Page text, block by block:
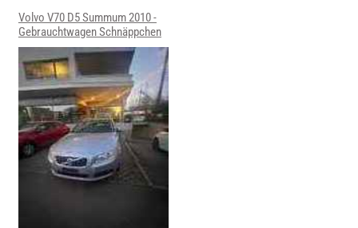
Volvo V70 D5 Summum 2010 -
Gebrauchtwagen Schnäppchen